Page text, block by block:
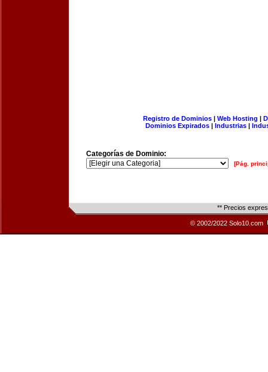
Registro de Dominios| Web Hosting |
Dominios Expirados | Industrias |
Categorías de Dominio:
[Pág.
** Precios
© 2002/2022 Solo10.com